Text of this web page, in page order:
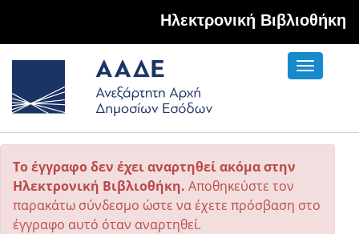
Hλεκτρονική Βιβλιοθήκη
Toggle
Το έγγραφο δεν έχει αναρτηθεί ακόμα στην
Ηλεκτρονική Βιβλιοθήκη. Αποθηκεύστε τον
παρακάτω σύνδεσμο ώστε να έχετε πρόσβαση στο
έγγραφο αυτό όταν αναρτηθεί.